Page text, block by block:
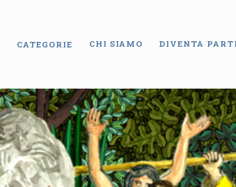
CATEGORIE CHI SIAMO DIVENTA